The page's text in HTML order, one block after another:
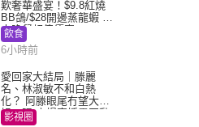
歎奢華盛宴！$9.8紅燒
BB鴿/$28開邊蒸龍蝦 3
大晚餐超值優惠
飲食
6小時前
愛回家大結局｜滕麗
名、林淑敏不和白熱
化？ 阿滕眼尾冇望大小
姐一眼 商場直播零互動
影視圈